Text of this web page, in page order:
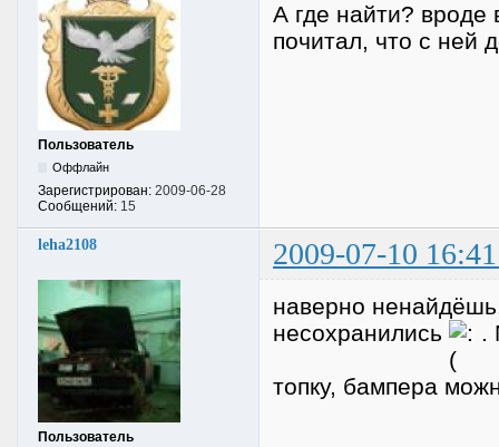
Пользователь
Оффлайн
Зарегистрирован: 2009-06-28
Сообщений: 15
А где найти? вроде
почитал, что с ней
leha2108 2009-07-10
Пользователь
наверно
несохранились
.
топку, бампера